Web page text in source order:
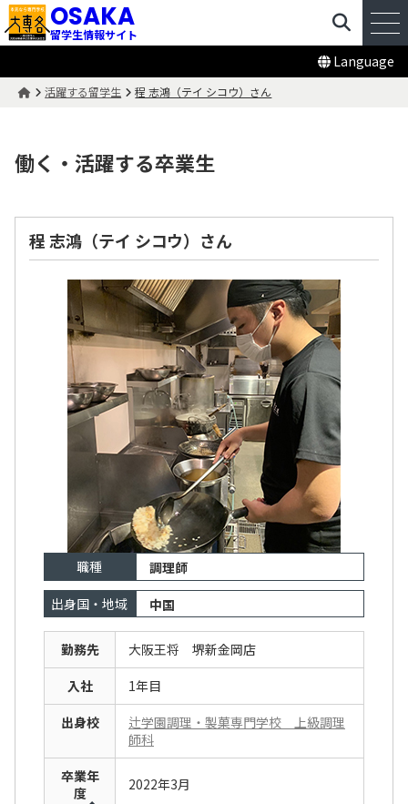
OSAKA
留学生情報サイト
Language
活躍する留学生 程 志鴻（テイ シコウ）さん
働く・活躍する卒業生
程 志鴻（テイ シコウ）さん
職種
調理師
出身国・地域
中国
勤務先
大阪王将 堺新金岡店
入社
1年目
出身校
辻学園調理・製菓専門学校 上級調理
師科
卒業年
度
2022年3月